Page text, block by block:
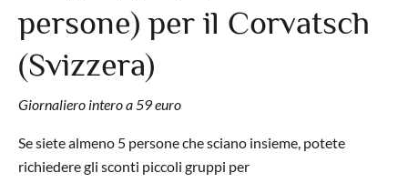
persone) per il Corvatsch
(Svizzera)
Giornaliero intero a 59 euro
Se siete almeno 5 persone che sciano insieme, potete
richiedere gli sconti piccoli gruppi per